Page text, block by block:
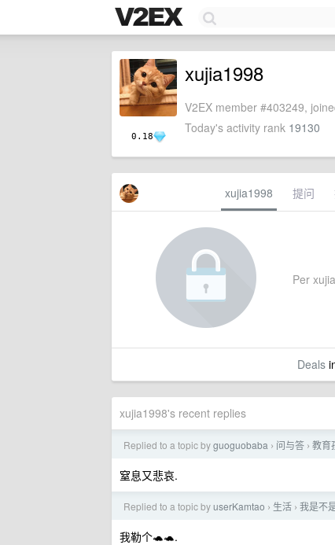
0.18
xujia1998
V2EX member #403249,
Today's activity rank 19130
xujia1998 提问
Per
Deals
xujia1998's recent replies
Replied to a topic byguoguobaba › 问与答 › 教育
窒息又悲哀.
Replied to a topic byuserKamtao › 生活 › 我是不
我勒个🐢🐢.